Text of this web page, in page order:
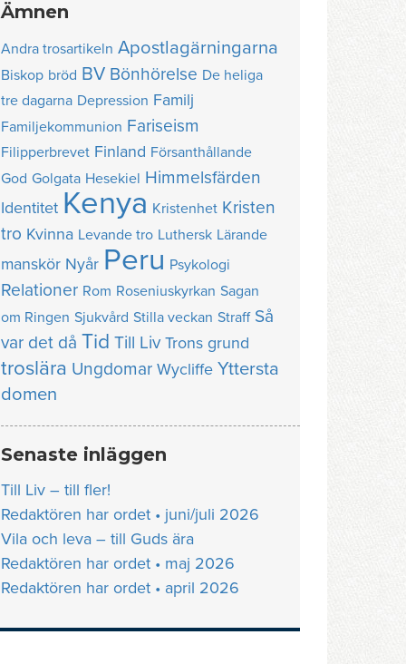
Ämnen
Andra trosartikeln Apostlagärningarna
Biskop bröd BV Bönhörelse De heliga
tre dagarna Depression Familj
Familjekommunion Fariseism
Filipperbrevet Finland Försanthållande
God Golgata Hesekiel Himmelsfärden
Identitet Kenya Kristenhet Kristen
tro Kvinna Levande tro Luthersk Lärande
manskör Nyår Peru Psykologi
Relationer Rom Roseniuskyrkan Sagan
om Ringen Sjukvård Stilla veckan Straff Så
var det då Tid Till Liv Trons grund
troslära Ungdomar Wycliffe Yttersta
domen
Senaste inläggen
Till Liv – till fler!
Redaktören har ordet • juni/juli 2026
Vila och leva – till Guds ära
Redaktören har ordet • maj 2026
Redaktören har ordet • april 2026